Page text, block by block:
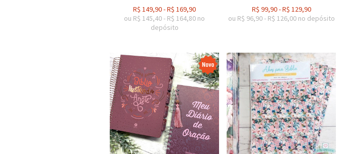
R$ 149,90-R$ 169,90
ou R$ 145,40- R$ 164,80 no
depósito
R$ 99,90-R$ 129,90
ou R$ 96,90- R$ 126,00 no depósito